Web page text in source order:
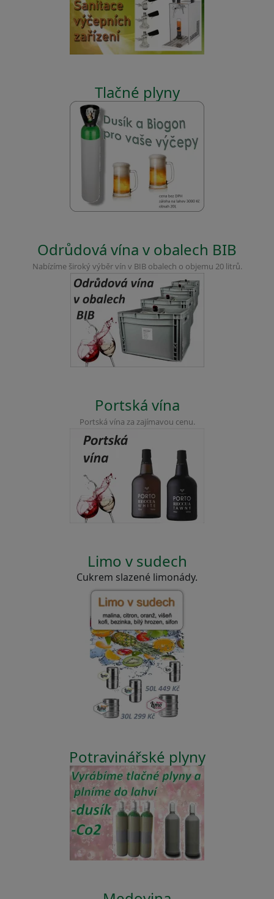
Tlačné plyny
Odrůdová vína v obalech BIB
Nabízíme široký výběr vín v BIB obalech o objemu 20 litrů.
Portská vína
Portská vína za zajímavou cenu.
Limo v sudech
Cukrem slazené limonády.
Potravinářské plyny